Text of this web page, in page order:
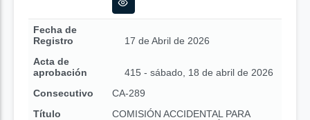
Fecha de
Registro
17 de Abril de 2026
Acta de
aprobación
415 - sábado, 18 de abril de 2026
Consecutivo
CA-289
Título
COMISIÓN ACCIDENTAL PARA